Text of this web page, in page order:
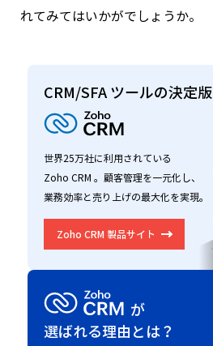
れてみてはいかがでしょうか。
CRM/SFA ツールの決定版
世界25万社に利用されている
Zoho CRM 。顧客管理を一元化し、
業務効率と売り上げの最大化を実現。
Zoho CRM 製品サイト
が
選ばれる理由とは？